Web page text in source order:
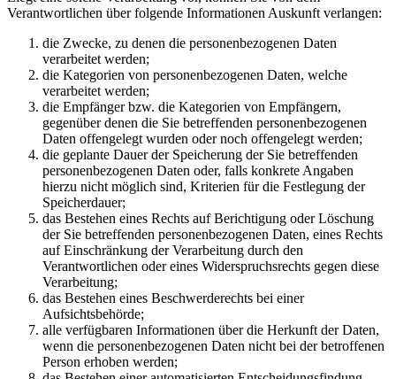
Verantwortlichen über folgende Informationen Auskunft verlangen:
die Zwecke, zu denen die personenbezogenen Daten
verarbeitet werden;
die Kategorien von personenbezogenen Daten, welche
verarbeitet werden;
die Empfänger bzw. die Kategorien von Empfängern,
gegenüber denen die Sie betreffenden personenbezogenen
Daten offengelegt wurden oder noch offengelegt werden;
die geplante Dauer der Speicherung der Sie betreffenden
personenbezogenen Daten oder, falls konkrete Angaben
hierzu nicht möglich sind, Kriterien für die Festlegung der
Speicherdauer;
das Bestehen eines Rechts auf Berichtigung oder Löschung
der Sie betreffenden personenbezogenen Daten, eines Rechts
auf Einschränkung der Verarbeitung durch den
Verantwortlichen oder eines Widerspruchsrechts gegen diese
Verarbeitung;
das Bestehen eines Beschwerderechts bei einer
Aufsichtsbehörde;
alle verfügbaren Informationen über die Herkunft der Daten,
wenn die personenbezogenen Daten nicht bei der betroffenen
Person erhoben werden;